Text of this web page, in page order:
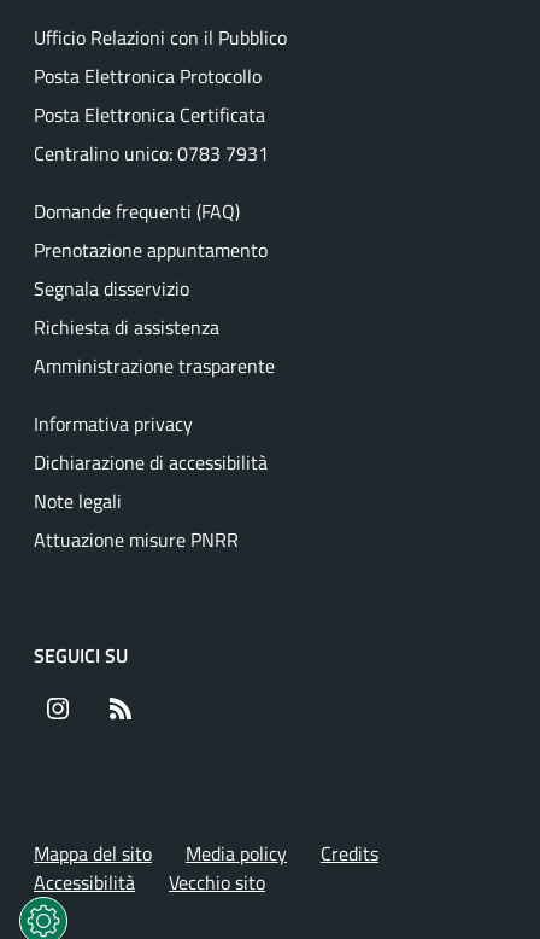
Ufficio Relazioni con il Pubblico
Posta Elettronica Protocollo
Posta Elettronica Certificata
Centralino unico: 0783 7931
Domande frequenti (FAQ)
Prenotazione appuntamento
Segnala disservizio
Richiesta di assistenza
Amministrazione trasparente
Informativa privacy
Dichiarazione di accessibilità
Note legali
Attuazione misure PNRR
SEGUICI SU
Instagram
Mappa del sito Media policy
Credits
Accessibilità
Vecchio sito